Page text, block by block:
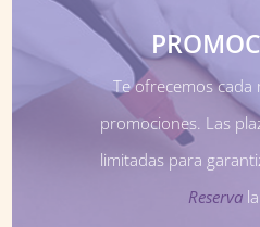
Te ofrecemos cada
promociones. Las
limitadas para
Reserva